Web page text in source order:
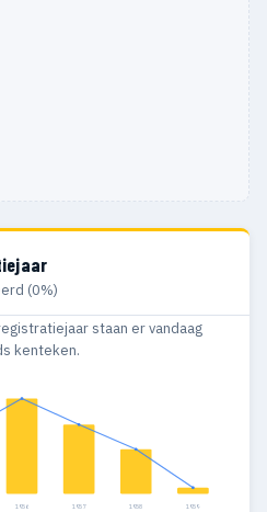
(0%)
staan er vandaag
kenteken.
1956 1957 1958 1959